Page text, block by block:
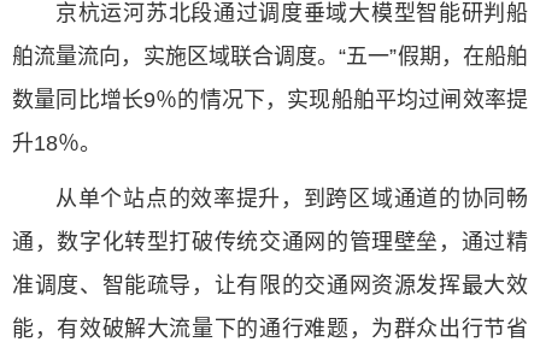
京杭运河苏北段通过调度垂域大模型智能研判船
舶流量流向，实施区域联合调度。“五一”假期，在船舶
数量同比增长9％的情况下，实现船舶平均过闸效率提
升18％。
从单个站点的效率提升，到跨区域通道的协同畅
通，数字化转型打破传统交通网的管理壁垒，通过精
准调度、智能疏导，让有限的交通网资源发挥最大效
能，有效破解大流量下的通行难题，为群众出行节省